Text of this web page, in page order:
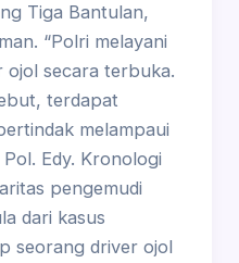
Tiga Bantulan,
“Polri melayani
ojol secara terbuka.
terdapat
melampaui
Edy. Kronologi
pengemudi
dari kasus
seorang driver ojol